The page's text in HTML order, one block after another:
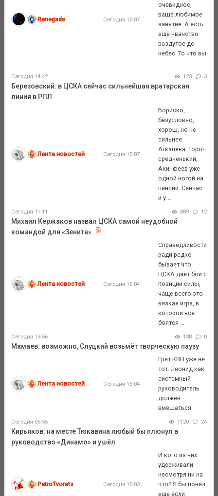
Renegade Сегодня 15:07
очевидное,
ваше любимое
занятие. А есть
ещё чванство
раздутое до
небес. То что вы
Сегодня 14:42 123 3
Березовский: в ЦСКА сейчас сильнейшая вратарская
линия в РПЛ
Лента новостей Сегодня 15:07
Бориско,
безусловно,
хорош, но не
сильнее
Агкацева. Тороп
средненький,
Акинфеев уже
одной ногой на
пенсии. Сейчас
и у ...
Сегодня 11:11 889 12
Михаил Кержаков назвал ЦСКА самой неудобной
командой для «Зенита»
Лента новостей Сегодня 15:04
Справедливости
ради редко
бывает что
ЦСКА дает бой с
позиции силы,
чаще всего это
вязкая игра, в
которой все
боятся ...
Сегодня 13:56 138 0
Мамаев: возможно, Слуцкий возьмёт творческую паузу
Лента новостей Сегодня 15:04
Грят КВН уже не
тот. Леонид как
системный
руководитель
должен
вмешаться
Сегодня 05:55 1120 24
Кирьяков: на месте Тюкавина любый бы плюнул в
руководство «Динамо» и ушёл
PetroTvorets Сегодня 15:03
И кого из них
удерживали
несмотря ни на
что? Я бы понял
еще если